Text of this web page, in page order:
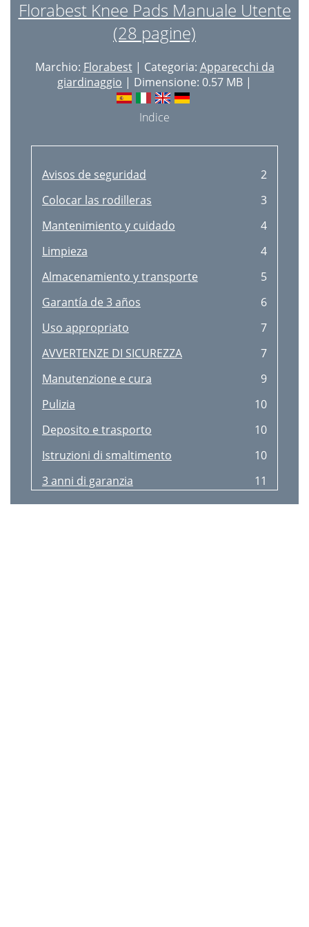
Doelmatig gebruik
27
Veiligheidsinstructies
Kniebeschermer aanbrengen
28
Onderhoud en verzorging
Opslag en transport
30
3 jaar garantie
31
Bestimmungsgemäße Verwendung
32
Sicherheitshinweise
32
Knieschoner anbringen
33
Wartung und Pﬂege
34
Reinigung
34
Lagerung und Transport
35
Hinweis zur Entsorgung
35
3 Jahre Garantie
36
Florabest Knee Pads Manuale Utente
(28 pagine)
Marchio: Florabest| Categoria: Apparecchi da
giardinaggio | Dimensione: 0.57 MB |
Indice
Avisos de seguridad
2
Colocar las rodilleras
3
Mantenimiento y cuidado
4
Limpieza
4
Almacenamiento y transporte
5
Garantía de 3 años
6
Uso appropriato
7
AVVERTENZE DI SICUREZZA
7
Manutenzione e cura
9
Pulizia
10
Deposito e trasporto
10
Istruzioni di smaltimento
10
3 anni di garanzia
11
Utilização adequada
12